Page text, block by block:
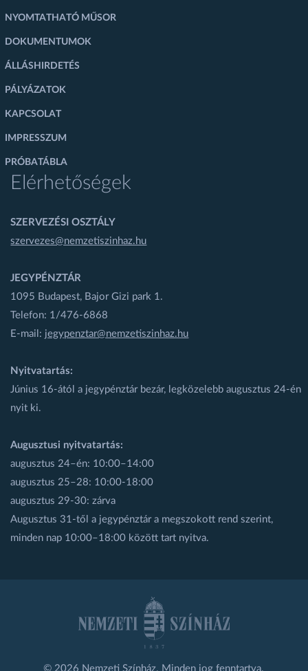
NYOMTATHATÓ MŰSOR
DOKUMENTUMOK
ÁLLÁSHIRDETÉS
PÁLYÁZATOK
KAPCSOLAT
IMPRESSZUM
PRÓBATÁBLA
Elérhetőségek
SZERVEZÉSI OSZTÁLY
szervezes@nemzetiszinhaz.hu
JEGYPÉNZTÁR
1095 Budapest, Bajor Gizi park 1.
Telefon: 1/476-6868
E-mail: jegypenztar@nemzetiszinhaz.hu
Nyitvatartás:
Június 16-ától a jegypénztár bezár, legközelebb augusztus 24-én
nyit ki.
Augusztusi nyitvatartás:
augusztus 24–én: 10:00–14:00
augusztus 25–28: 10:00-18:00
augusztus 29-30: zárva
Augusztus 31-től a jegypénztár a megszokott rend szerint,
minden nap 10:00–18:00 között tart nyitva.
© 2026 Nemzeti Színház. Minden jog fenntartva.